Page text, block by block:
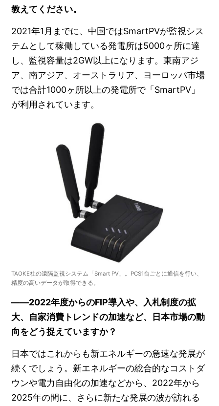
教えてください。
2021年1月までに、中国ではSmartPVが監視シス
テムとして稼働している発電所は5000ヶ所に達
し、監視容量は2GW以上になります。東南アジ
ア、南アジア、オーストラリア、ヨーロッパ市場
では合計1000ヶ所以上の発電所で「SmartPV」
が利用されています。
TAOKE社の遠隔監視システム「Smart PV」。PCS1台ごとに通信を行い、
精度の高いデータが取得できる。
――2022年度からのFIP導入や、入札制度の拡
大、自家消費トレンドの加速など、日本市場の動
向をどう捉えていますか？
日本ではこれからも新エネルギーの急速な発展が
続くでしょう。新エネルギーの総合的なコストダ
ウンや電力自由化の加速などから、2022年から
2025年の間に、さらに新たな発展の波が訪れる